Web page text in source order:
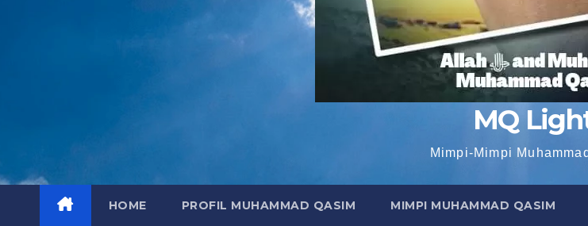
MQ
Mimpi-Mimpi
HOME PROFIL MUHAMMAD QASIM MIMPI MUHAMMAD QASIM